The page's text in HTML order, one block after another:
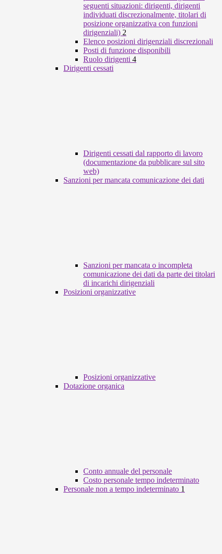
seguenti situazioni: dirigenti, dirigenti
individuati discrezionalmente, titolari di
posizione organizzativa con funzioni
dirigenziali) 2
Elenco posizioni dirigenziali discrezionali
Posti di funzione disponibili
Ruolo dirigenti 4
Dirigenti cessati
Dirigenti cessati dal rapporto di lavoro
(documentazione da pubblicare sul sito
web)
Sanzioni per mancata comunicazione dei dati
Sanzioni per mancata o incompleta
comunicazione dei dati da parte dei titolari
di incarichi dirigenziali
Posizioni organizzative
Posizioni organizzative
Dotazione organica
Conto annuale del personale
Costo personale tempo indeterminato
Personale non a tempo indeterminato 1